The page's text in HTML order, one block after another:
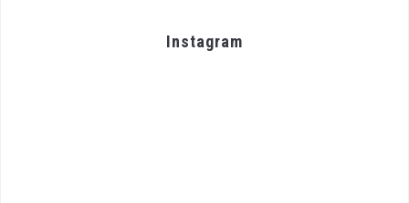
Instagram